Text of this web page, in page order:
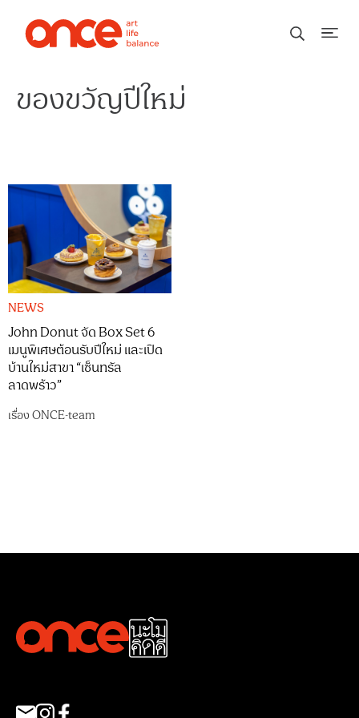
ของขวัญปีใหม่
NEWS
John Donut จัด Box Set 6
เมนูพิเศษต้อนรับปีใหม่ และเปิด
บ้านใหม่สาขา “เซ็นทรัล
ลาดพร้าว”
เรื่องONCE-team